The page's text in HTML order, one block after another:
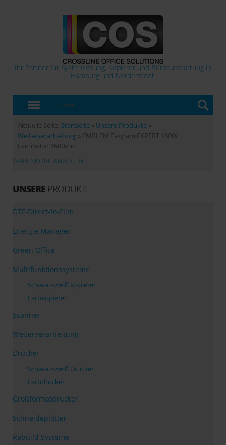
Ihr Partner für Systemlösung, Kopierer und Büroausstattung in
Hamburg und Norderstedt.
Aktuelle Seite: Startseite » Unsere Produkte »
Weiterverarbeitung » EMBLEM Easylam EXPERT 160W
Laminator 1600mm
WARENKORB ANZEIGEN
UNSERE PRODUKTE
DTF-Direct-to-Film
Energie Manager
Green Office
Multifunktionssysteme
Schwarz-weiß Kopierer
Farbkopierer
Scanner
Weiterverarbeitung
Drucker
Schwarz-weiß Drucker
Farbdrucker
Großformatdrucker
Schneideplotter
Rebuild Systeme